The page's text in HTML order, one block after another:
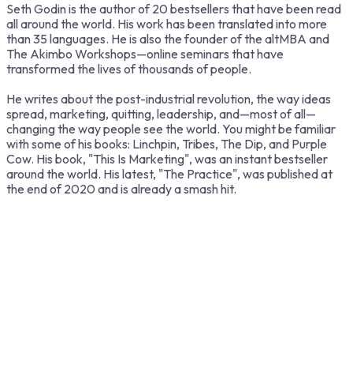
Seth Godin is the author of 20 bestsellers that have been read
all around the world. His work has been translated into more
than 35 languages. He is also the founder of the altMBA and
The Akimbo Workshops—online seminars that have
transformed the lives of thousands of people.
He writes about the post-industrial revolution, the way ideas
spread, marketing, quitting, leadership, and—most of all—
changing the way people see the world. You might be familiar
with some of his books: Linchpin, Tribes, The Dip, and Purple
Cow. His book, "This Is Marketing", was an instant bestseller
around the world. His latest, "The Practice", was published at
the end of 2020 and is already a smash hit.